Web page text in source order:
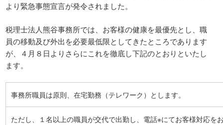
より緊急事態宣言が発令されました。
税理士法人熊谷事務所では、お客様の健康を最優先とし、職
員の移動及び外出を必要最低限としてきたところであります
が、４月８日よりさらにこれを徹底し下記のとおりといたし
ます。
事務所職員は原則、在宅勤務（テレワーク）とします。
ただし、１名以上の職員が交代で出勤し、電話※にてお客様対応を